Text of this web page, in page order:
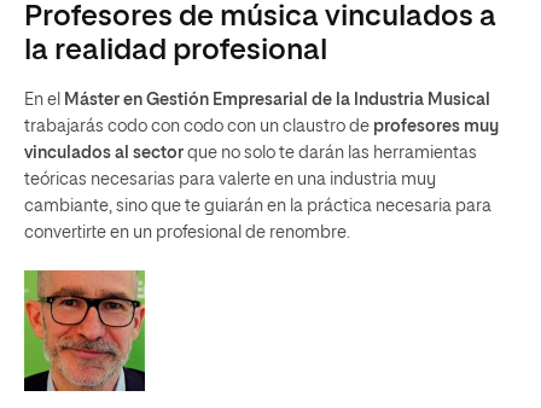
Profesores de música vinculados a
la realidad profesional
En el Máster en Gestión Empresarial de la Industria Musical
trabajarás codo con codo con un claustro de profesores muy
vinculados al sector que no solo te darán las herramientas
teóricas necesarias para valerte en una industria muy
cambiante, sino que te guiarán en la práctica necesaria para
convertirte en un profesional de renombre.